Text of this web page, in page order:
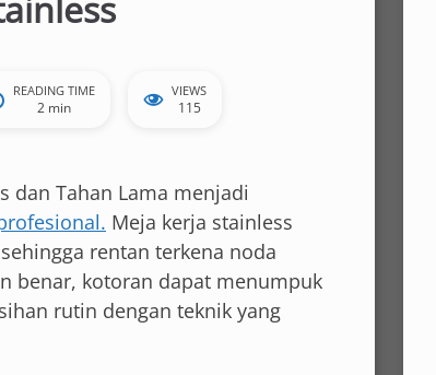
READING TIME
2 min
VIEWS
115
dan Tahan Lama menjadi
Meja kerja stainless
rentan terkena noda
benar, kotoran dapat menumpuk
rutin dengan teknik yang